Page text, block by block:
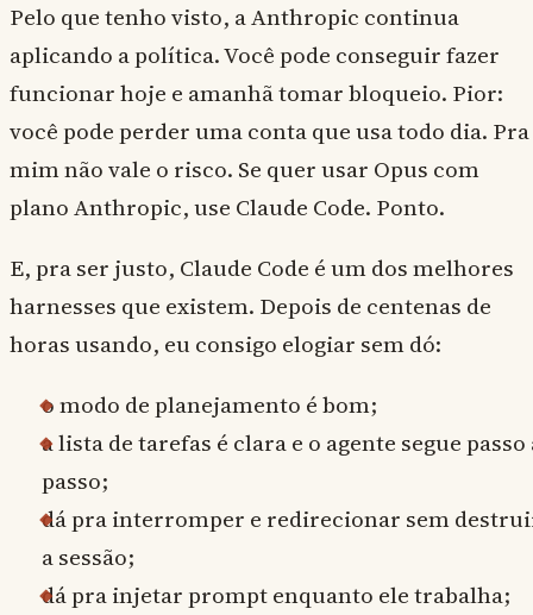
Pelo que tenho visto, a Anthropic continua
aplicando a política. Você pode conseguir fazer
funcionar hoje e amanhã tomar bloqueio. Pior:
você pode perder uma conta que usa todo dia. Pra
mim não vale o risco. Se quer usar Opus com
plano Anthropic, use Claude Code. Ponto.
E, pra ser justo, Claude Code é um dos melhores
harnesses que existem. Depois de centenas de
horas usando, eu consigo elogiar sem dó:
o modo de planejamento é bom;
a lista de tarefas é clara e o agente segue passo
passo;
dá pra interromper e redirecionar sem
a sessão;
dá pra injetar prompt enquanto ele trabalha;